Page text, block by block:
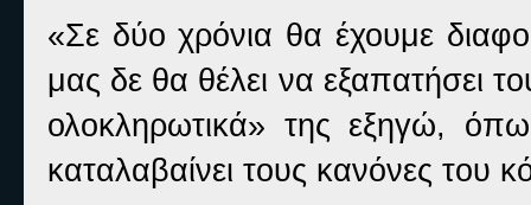
«Σε δύο χρόνια θα έχουμε
μας δε θα θέλει να εξαπατήσει
ολοκληρωτικά» της εξηγώ,
καταλαβαίνει τους κανόνες του